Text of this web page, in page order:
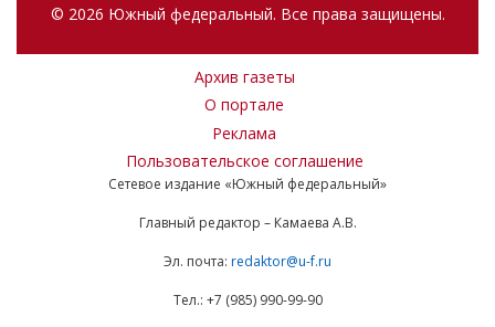
© 2026 Южный федеральный. Все права защищены.
Архив газеты
О портале
Реклама
Пользовательское соглашение
Сетевое издание «Южный федеральный»
Главный редактор – Камаева А.В.
Эл. почта: redaktor@u-f.ru
Тел.: +7 (985) 990-99-90